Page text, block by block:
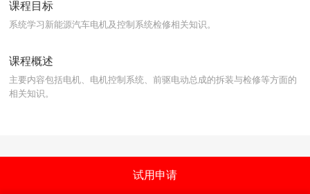
课程目标
系统学习新能源汽车电机及控制系统检修相关知识。
课程概述
主要内容包括电机、电机控制系统、前驱电动总成的拆装与检修等方面的
相关知识。
试用申请